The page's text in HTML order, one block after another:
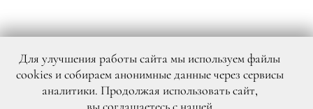
Для улучшения работы сайта мы используем файлы
cookies и собираем анонимные данные через сервисы
аналитики. Продолжая использовать сайт,